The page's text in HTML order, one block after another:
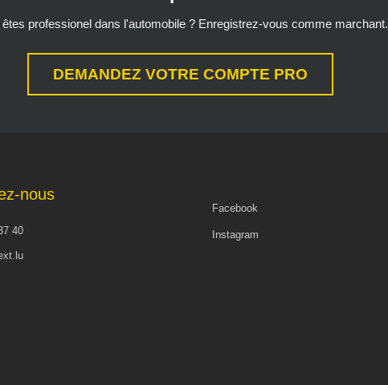
professionel dans l'automobile ? Enregistrez-vous comme marchant.
DEMANDEZ VOTRE COMPTE PRO
nous
40
Facebook
Instagram